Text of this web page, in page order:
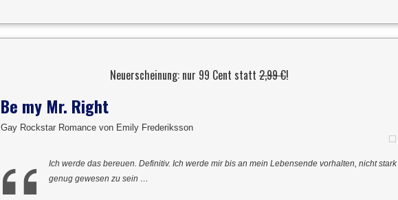
Neuerscheinung: nur 99 Cent statt 2,99 €!
Be my Mr. Right
Gay Rockstar Romance von Emily Frederiksson
Ich werde das bereuen. Definitiv. Ich werde mir bis an mein Lebensende vorhalten, nicht stark
genug gewesen zu sein …